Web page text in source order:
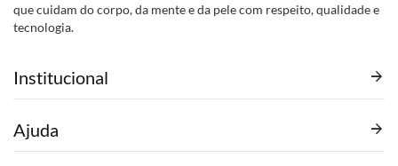
que cuidam do corpo, da mente e da pele com respeito, qualidade e
tecnologia.
Institucional
Ajuda